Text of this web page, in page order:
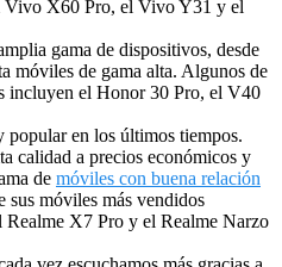
Vivo X60 Pro, el Vivo Y31 y el
gama de dispositivos, desde
móviles de gama alta. Algunos de
incluyen el Honor 30 Pro, el V40
popular en los últimos tiempos.
calidad a precios económicos y
de móviles con buena relación
sus móviles más vendidos
X7 Pro y el Realme Narzo